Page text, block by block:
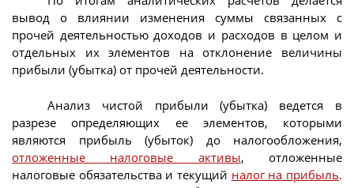
вывод о влиянии изменения суммы связанных с
прочей деятельностью доходов и расходов в целом и
отдельных их элементов на отклонение величины
прибыли (убытка) от прочей деятельности.
Анализ чистой прибыли (убытка) ведется в
разрезе определяющих ее элементов, которыми
являются прибыль (убыток) до налогообложения,
отложенные налоговые активы, отложенные
налоговые обязательства и текущий налог на прибыль.